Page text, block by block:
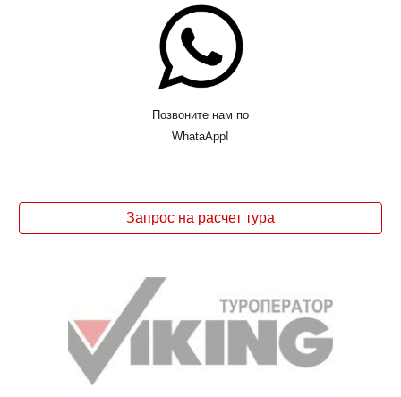
Позвоните нам по
WhataApp!
Запрос на расчет тура